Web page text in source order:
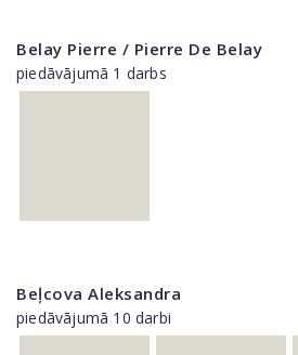
Belay Pierre / Pierre De Belay
piedāvājumā 1 darbs
Beļcova Aleksandra
piedāvājumā 10 darbi